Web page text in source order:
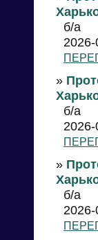
б/а
»
б/а
»
б/а